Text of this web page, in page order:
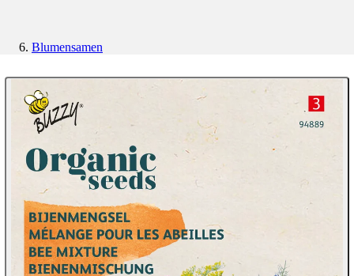
Blumensamen